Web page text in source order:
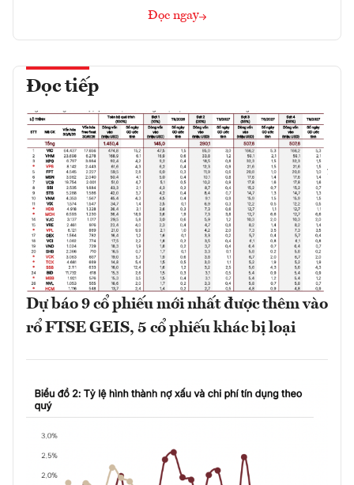
Đọc ngay
Đọc tiếp
Dự báo 9 cổ phiếu mới nhất được thêm vào
rổ FTSE GEIS, 5 cổ phiếu khác bị loại